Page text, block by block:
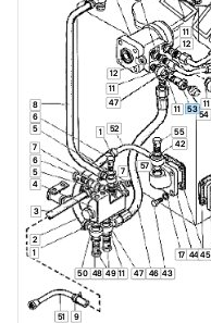
1
1
2
3
4
5
5
6
6
7
7
8
9
11
11
11
11
11
12
12
17
42
43
44 45
46
47
47
48 49
50
51
52
53
54
55
57